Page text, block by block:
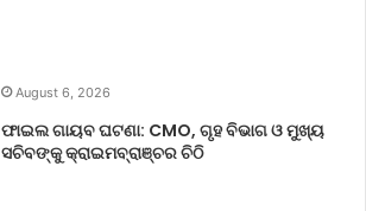
August 6, 2026
ଫାଇଲ ଗାୟବ ଘଟଣା: CMO, ଗୃହ ବିଭାଗ ଓ ମୁଖ୍ୟ
ସଚିବଙ୍କୁ କ୍ରାଇମବ୍ରାଞ୍ଚର ଚିଠି